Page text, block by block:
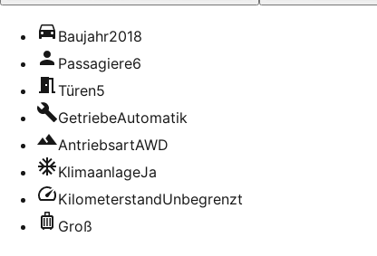
Baujahr2018
Passagiere6
Türen5
GetriebeAutomatik
AntriebsartAWD
KlimaanlageJa
KilometerstandUnbegrenzt
Groß